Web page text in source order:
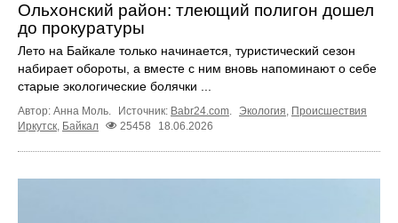
Ольхонский район: тлеющий полигон дошел
до прокуратуры
Лето на Байкале только начинается, туристический сезон
набирает обороты, а вместе с ним вновь напоминают о себе
старые экологические болячки ...
Автор: Анна Моль. Источник: Babr24.com. Экология, Происшествия
Иркутск, Байкал 25458 18.06.2026